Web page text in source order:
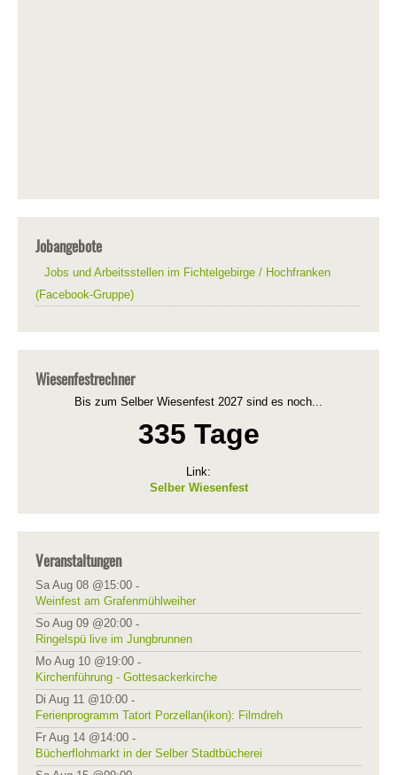
Jobangebote
Jobs und Arbeitsstellen im Fichtelgebirge / Hochfranken
(Facebook-Gruppe)
Wiesenfestrechner
Bis zum Selber Wiesenfest 2027 sind es noch...
335 Tage
Link:
Selber Wiesenfest
Veranstaltungen
Sa Aug 08 @15:00 -
Weinfest am Grafenmühlweiher
So Aug 09 @20:00 -
Ringelspü live im Jungbrunnen
Mo Aug 10 @19:00 -
Kirchenführung - Gottesackerkirche
Di Aug 11 @10:00 -
Ferienprogramm Tatort Porzellan(ikon): Filmdreh
Fr Aug 14 @14:00 -
Bücherflohmarkt in der Selber Stadtbücherei